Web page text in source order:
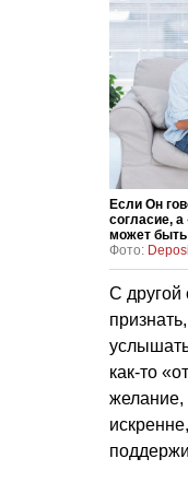
Если Он
согласие,
может быть
Фото:
С другой
как-то